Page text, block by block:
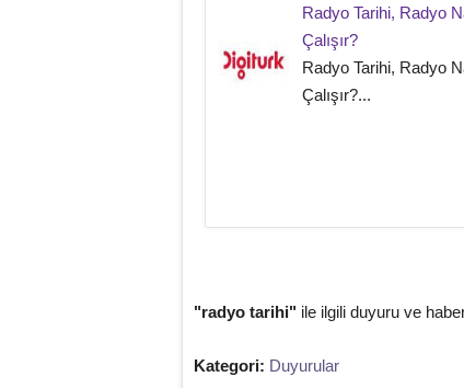
Radyo Tarihi, Radyo
Çalışır?
Radyo Tarihi, Radyo
Çalışır?...
"radyo tarihi" ile ilgili duyuru ve
Kategori: Duyurular